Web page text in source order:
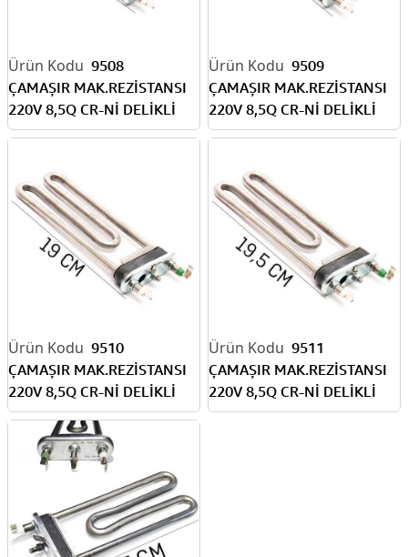
9508
ÇAMAŞIR MAK.REZİSTANSI
220V 8,5Q CR-Nİ DELİKLİ
1700W 17CM
9509
ÇAMAŞIR MAK.REZİSTANSI
220V 8,5Q CR-Nİ DELİKLİ
1800W 18CM
9510
ÇAMAŞIR MAK.REZİSTANSI
220V 8,5Q CR-Nİ DELİKLİ
1900W 19CM
9511
ÇAMAŞIR MAK.REZİSTANSI
220V 8,5Q CR-Nİ DELİKLİ
1950W 19,5CM